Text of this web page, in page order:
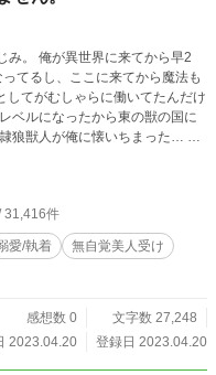
み。 俺が異世界に来てから早2
てるし、ここに来てから魔法も
してがむしゃらに働いてたんだけ
ベルになったから東の獣の国に
あります。 人に近い獣
話の獣人は人に近い方の獣人で
31,416件
愛/執着
無自覚美人受け
感想数 0
文字数 27,248
2023.04.20
登録日 2023.04.20